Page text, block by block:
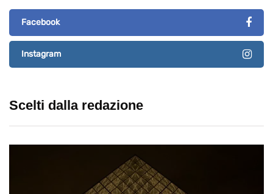
Facebook
Instagram
Scelti dalla redazione